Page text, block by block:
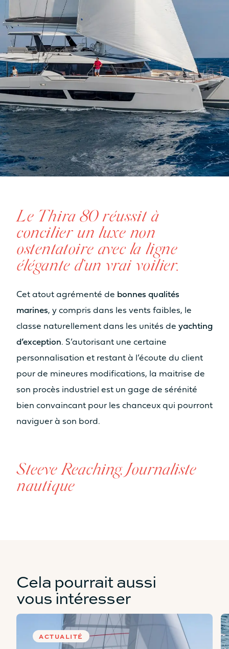
Le Thira 80 réussit à
concilier un luxe non
ostentatoire avec la ligne
élégante d’un vrai voilier.
Cet atout agrémenté de bonnes qualités
marines, y compris dans les vents faibles, le
classe naturellement dans les unités de yachting
d’exception. S’autorisant une certaine
personnalisation et restant à l’écoute du client
pour de mineures modifications, la maitrise de
son procès industriel est un gage de sérénité
bien convaincant pour les chanceux qui pourront
naviguer à son bord.
Steeve Reaching, Journaliste
nautique
Cela pourrait aussi
vous intéresser
ACTUALITÉ